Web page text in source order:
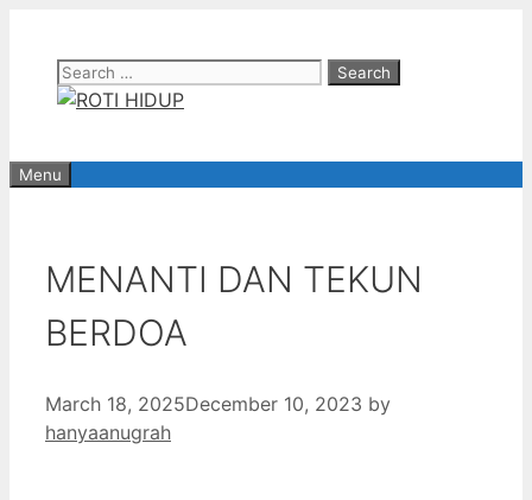
contentSearch
for:
Menu
MENANTI DAN TEKUN
BERDOA
March 18, 2025December 10, 2023 by
hanyaanugrah